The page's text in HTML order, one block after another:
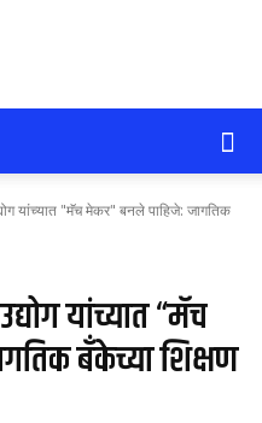
यांच्यात "मॅच मेकर" बनले पाहिजे: जागतिक
यांच्यात “मॅच
बँकेच्या शिक्षण